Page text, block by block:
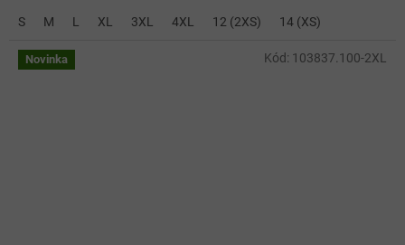
S M L XL 3XL 4XL 12 (2XS) 14 (XS)
Novinka Kód: 103837.100-2XL